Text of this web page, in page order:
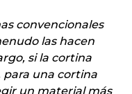
convencionales
las hacen
si la cortina
para una cortina
un material más